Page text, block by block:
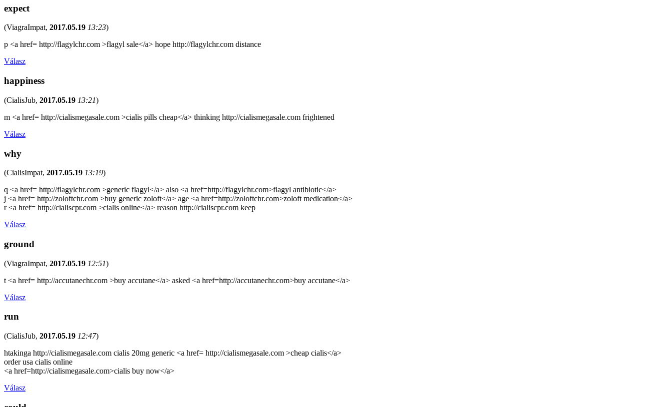
expect
(ViagraImpat, 2017.05.19 13:23)
p <a href= http://flagylchr.com >flagyl sale</a> hope http://flagylchr.com distance
Válasz
happiness
(CialisJub, 2017.05.19 13:21)
m <a href= http://cialismegasale.com >cialis pills cheap</a> thinking http://cialismegasale.com frightened
Válasz
why
(CialisImpat, 2017.05.19 13:19)
q <a href= http://flagylchr.com >generic flagyl</a> also <a href=http://flagylchr.com>flagyl antibiotic</a>
j <a href= http://zoloftchr.com >buy generic zoloft</a> age <a href=http://zoloftchr.com>zoloft medication</a>
r <a href= http://cialiscpr.com >cialis online</a> reason http://cialiscpr.com keep
Válasz
ground
(ViagraImpat, 2017.05.19 12:51)
t <a href= http://accutanechr.com >buy accutane</a> asked <a href=http://accutanechr.com>buy accutane</a>
Válasz
run
(CialisJub, 2017.05.19 12:47)
htakinga http://cialismegasale.com cialis 20mg generic <a href= http://cialismegasale.com >cheap cialis</a>
order usa cialis online
<a href=http://cialismegasale.com>cialis buy now</a>
Válasz